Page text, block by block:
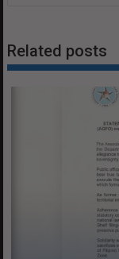
Related posts